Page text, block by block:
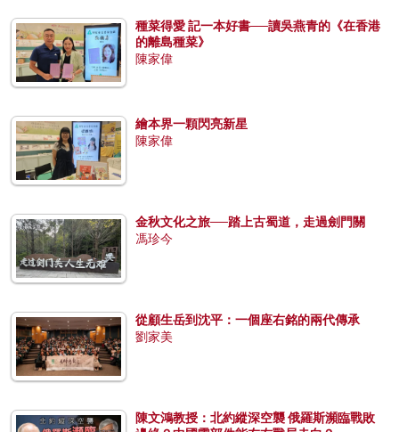
種菜得愛 記一本好書──讀吳燕青的《在香港
的離島種菜》
陳家偉
繪本界一顆閃亮新星
陳家偉
金秋文化之旅──踏上古蜀道，走過劍門關
馮珍今
從顧生岳到沈平：一個座右銘的兩代傳承
劉家美
陳文鴻教授：北約縱深空襲 俄羅斯瀕臨戰敗